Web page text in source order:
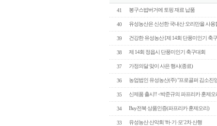
41 봉구스밥버거에 토핑 재료 납품
40 유성농산은 신선한 국내산 오리만을 사용
39 건강한 유성농산 [제 14회 단풍미인기 축
38 제 14회 정읍시 단풍미인기 축구대회
37 가정의달 맞이 사은 행사(종료)
36 농업법인 유성농산(주) "프로골퍼 김소진
35 신제품 출시!! <박준규의 파프리카 훈제오
34 Buy전북 상품인증(파프리카 훈제오리)
33 유성농산 산악회 '하·기·모' 2차 산행